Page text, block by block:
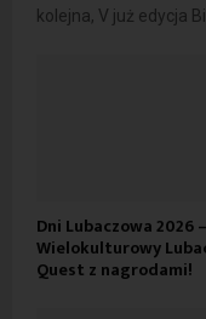
kolejna, V już edycja
Dni Lubaczowa 2026 –
Wielokulturowy
Quest z nagrodami!